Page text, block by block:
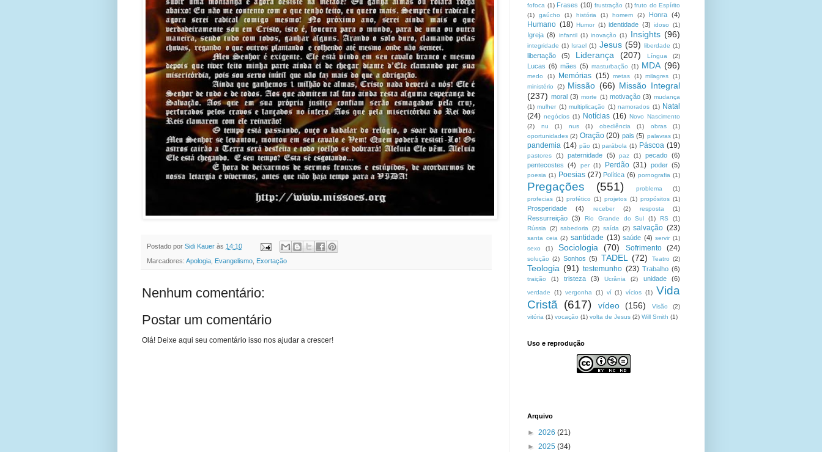
Postado por Sidi Kauer às 14:10
Marcadores: Apologia Evangelismo Exortação
Nenhum comentário:
Postar um comentário
Olá! Deixe aqui seu comentário isso nos ajudar a crescer!
fofoca (1) Frases (10) frustração (1) fruto do Espírito
(1)
gaúcho (1) história (1) homem (2) Honra (4)
Humano (18) Humor (1) identidade (3) idoso (1)
Igreja (8) infantil (1) inovação (1) Insights (96)
integridade (1) Israel (1) Jesus (59) liberdade (1)
libertação (5) Liderança (207) Língua (2)
Lucas (6) mães (5) masturbação (1) MDA (96)
medo (1) Memórias (15) metas (1) milagres
(1)
ministério
(2) Missão (66) Missão Integral
(237) moral (3) morte (1) motivação (3) mudança
(1) mulher (1) multiplicação (1) namorados (1) Natal
(24) negócios (1) Notícias (16) Novo Nascimento
(2)
nu (1) nus (1) obediência (1) obras
(1)
oportunidades (2) Oração (20) pais (5) palavras (1)
pandemia (14) pão (1) parábola (1) Páscoa (19)
pastores (1) paternidade (5) paz (1) pecado (6)
pentecostes
(4) per (1) Perdão (31) poder (5)
poesia (1) Poesias (27) Política (6) pornografia (1)
Pregações (551) problema
(1)
profecias (1) profético (1) projetos (1) propósitos (1)
Prosperidade (4) receber (2) resposta (1)
Ressurreição (3) Rio Grande do Sul (1) RS
(1)
Rússia
(2) sabedoria (2) saída (2) salvação (23)
santa ceia (2) santidade (13) saúde (4) servir (1)
sexo
(1) Sociologia (70) Sofrimento (24)
solução (2) Sonhos (5) TADEL (72) Teatro (2)
Teologia (91) testemunho (23) Trabalho (6)
traição (1) tristeza (3) Ucrânia (2) unidade (6)
verdade (1) vergonha (1) ví (1) vícios (1) Vida
Cristã (617) vídeo (156) Visão
(2)
vitória (1) vocação (1) volta de Jesus (2) Will Smith (1)
Uso e reprodução
Arquivo
► 2026 (21)
► 2025 (34)